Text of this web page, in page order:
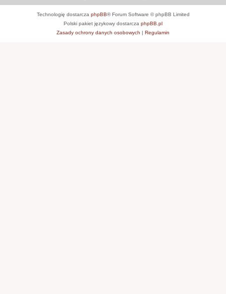
Technologię dostarcza phpBB® Forum Software © phpBB Limited
Polski pakiet językowy dostarcza phpBB.pl
Zasady ochrony danych osobowych | Regulamin